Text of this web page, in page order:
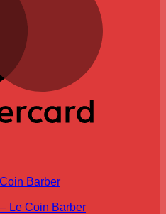
Barber
Le Coin Barber